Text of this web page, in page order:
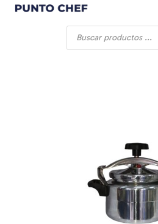
Búsqueda